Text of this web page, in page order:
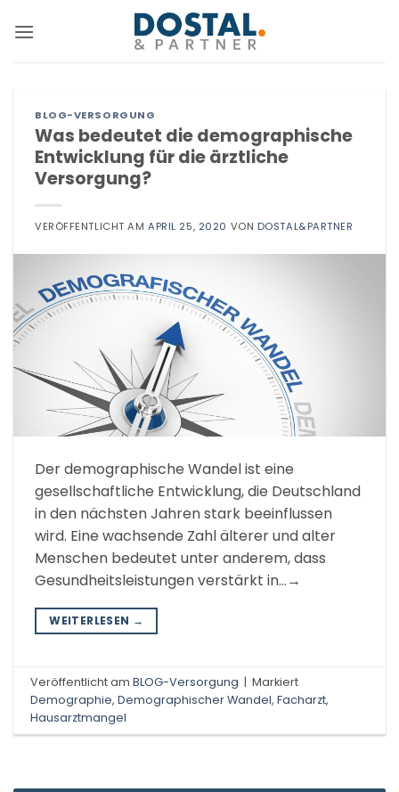
Inhalt
BLOG-VERSORGUNG
Was bedeutet die demographische
Entwicklung für die ärztliche
Versorgung?
VERÖFFENTLICHT AMAPRIL 25, 2020 VON DOSTAL&PARTNER
Der demographische Wandel ist eine
gesellschaftliche Entwicklung, die Deutschland
in den nächsten Jahren stark beeinflussen
wird. Eine wachsende Zahl älterer und alter
Menschen bedeutet unter anderem, dass
Gesundheitsleistungen verstärkt in…→
WEITERLESEN →
Veröffentlicht amBLOG-Versorgung | Markiert
Demographie,Demographischer Wandel,Facharzt,
Hausarztmangel